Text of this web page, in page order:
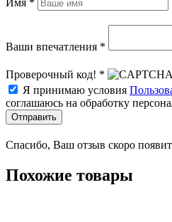
Ваши впечатления *
Проверочный код! *
Я принимаю условия
соглашаюсь на обработку
Отправить
Спасибо, Ваш отзыв скоро
Похожие товары